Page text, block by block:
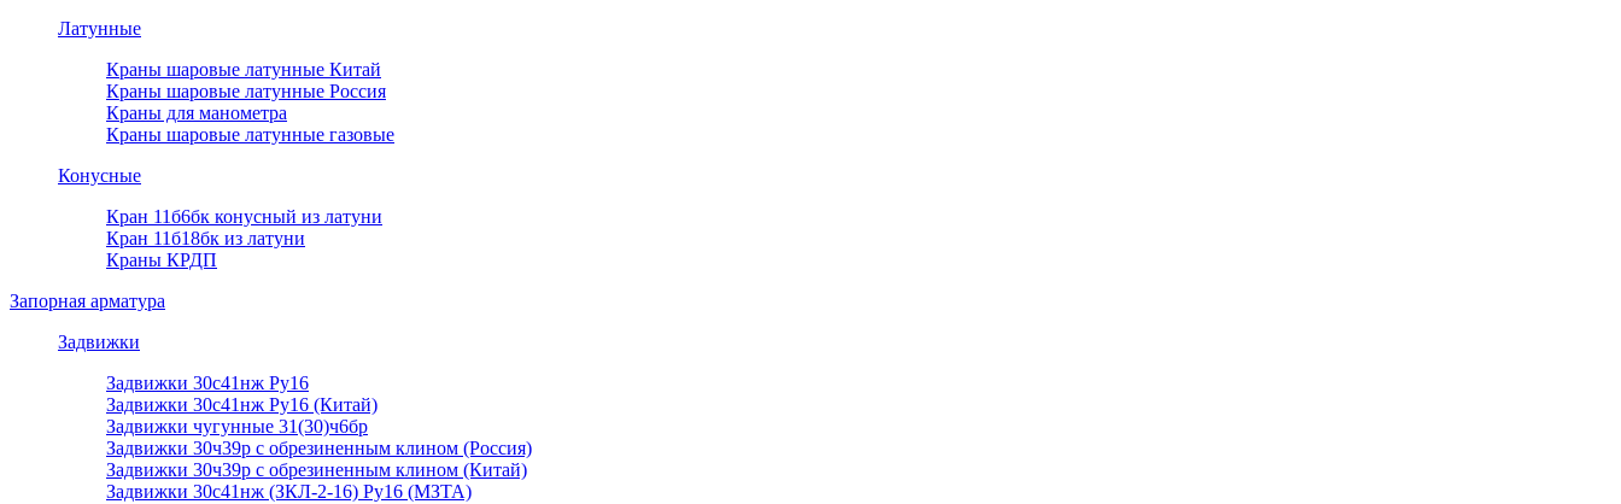
Латунные
Краны шаровые латунные Китай
Краны шаровые латунные Россия
Краны для манометра
Краны шаровые латунные газовые
Конусные
Кран 11б6бк конусный из латуни
Кран 11б18бк из латуни
Краны КРДП
Запорная арматура
Задвижки
Задвижки 30с41нж Ру16
Задвижки 30с41нж Ру16 (Китай)
Задвижки чугунные 31(30)ч6бр
Задвижки 30ч39р с обрезиненным клином (Россия)
Задвижки 30ч39р с обрезиненным клином (Китай)
Задвижки 30с41нж (ЗКЛ-2-16) Ру16 (МЗТА)